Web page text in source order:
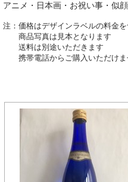
アニメ・日本画・お祝い事・似
注：価格はデザインラベルの料金
商品写真は見本となります
送料は別途いただきます
携帯電話からご購入いただけま